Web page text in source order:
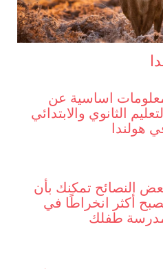
اساسية عن
التعليم الثانوي والابتدائي
هولندا
النصائح تمكنك بأن
أكثر انخراطًا في
طفلك